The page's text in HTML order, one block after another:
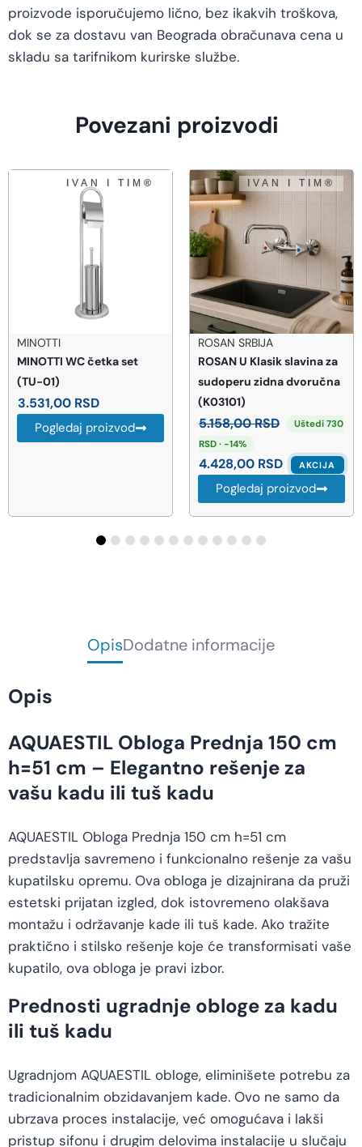
proizvode isporučujemo lično, bez ikakvih troškova,
dok se za dostavu van Beograda obračunava cena u
skladu sa tarifnikom kurirske službe.
Povezani proizvodi
set
ROSAN U Klasik slavina za
sudoperu zidna dvoručna
(K03101)
5.158,00
Uštedi 730
RSD · -14%
AKCIJA
PEŠTAN PPR
2″
Pogledaj
OpisDodatne informacije
Opis
AQUAESTIL Obloga Prednja 150 cm
h=51 cm – Elegantno rešenje za
vašu kadu ili tuš kadu
AQUAESTIL Obloga Prednja 150 cm h=51 cm
predstavlja savremeno i funkcionalno rešenje za vašu
kupatilsku opremu. Ova obloga je dizajnirana da pruži
estetski prijatan izgled, dok istovremeno olakšava
montažu i održavanje kade ili tuš kade. Ako tražite
praktično i stilsko rešenje koje će transformisati vaše
kupatilo, ova obloga je pravi izbor.
Prednosti ugradnje obloge za kadu
ili tuš kadu
Ugradnjom AQUAESTIL obloge, eliminišete potrebu za
tradicionalnim obzidavanjem kade. Ovo ne samo da
ubrzava proces instalacije, već omogućava i lakši
pristup sifonu i drugim delovima instalacije u slučaju